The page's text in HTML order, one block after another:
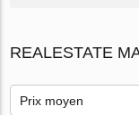
REALESTATE
Prix ​​moyen